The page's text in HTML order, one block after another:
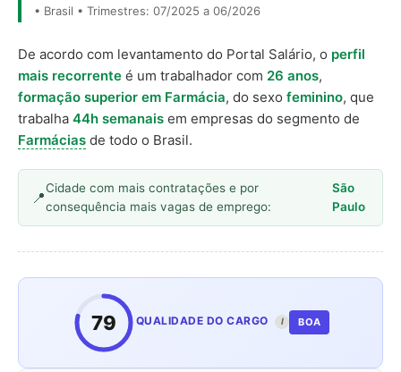
• Brasil • Trimestres: 07/2025 a 06/2026
De acordo com levantamento do Portal Salário, o perfil
mais recorrente é um trabalhador com 26 anos,
formação superior em Farmácia, do sexo feminino, que
trabalha 44h semanais em empresas do segmento de
Farmácias de todo o Brasil.
Cidade com mais contratações e por
consequência mais vagas de emprego:
São
Paulo
79 QUALIDADE DO CARGO I BOA